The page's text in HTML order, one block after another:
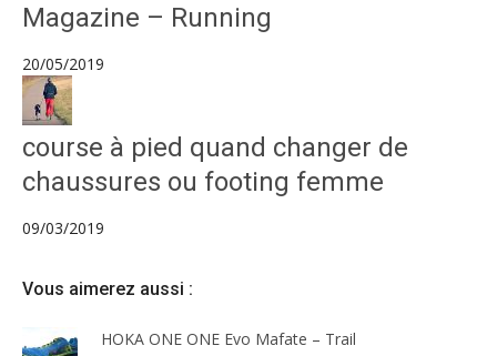
Magazine – Running
20/05/2019
course à pied quand changer de
chaussures ou footing femme
09/03/2019
Vous aimerez aussi :
HOKA ONE ONE Evo Mafate – Trail